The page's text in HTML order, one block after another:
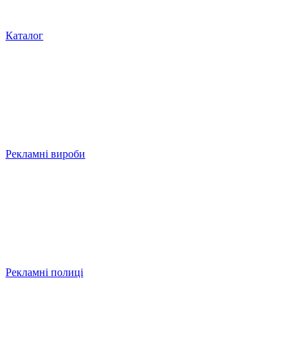
Каталог
Рекламні вироби
Рекламні полиці